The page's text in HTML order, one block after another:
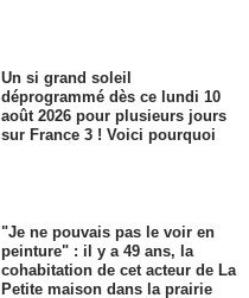
Un si grand soleil
déprogrammé dès ce lundi 10
août 2026 pour plusieurs jours
sur France 3 ! Voici pourquoi
"Je ne pouvais pas le voir en
peinture" : il y a 49 ans, la
cohabitation de cet acteur de La
Petite maison dans la prairie